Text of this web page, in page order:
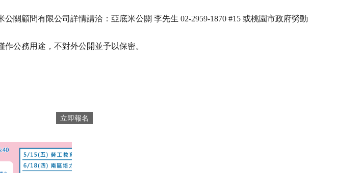
關顧問有限公司詳情請洽：亞底米公關 李先生 02-2959-1870 #15 或桃園市政府勞動
公務用途，不對外公開並予以保密。
立即報名